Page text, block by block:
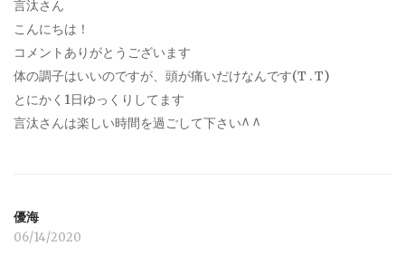
言汰さん
こんにちは！
コメントありがとうございます
体の調子はいいのですが、頭が痛いだけなんです(T . T)
とにかく1日ゆっくりしてます
言汰さんは楽しい時間を過ごして下さい^ ^
優海
06/14/2020